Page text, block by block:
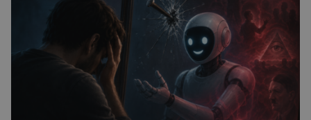
posledním roce alespoň jednou zapojili do hraní
her, sledování pornografie, sledování sociálních
sítí […]